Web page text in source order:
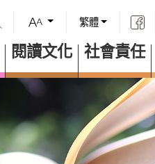
繁體
閱讀文化 社會責任